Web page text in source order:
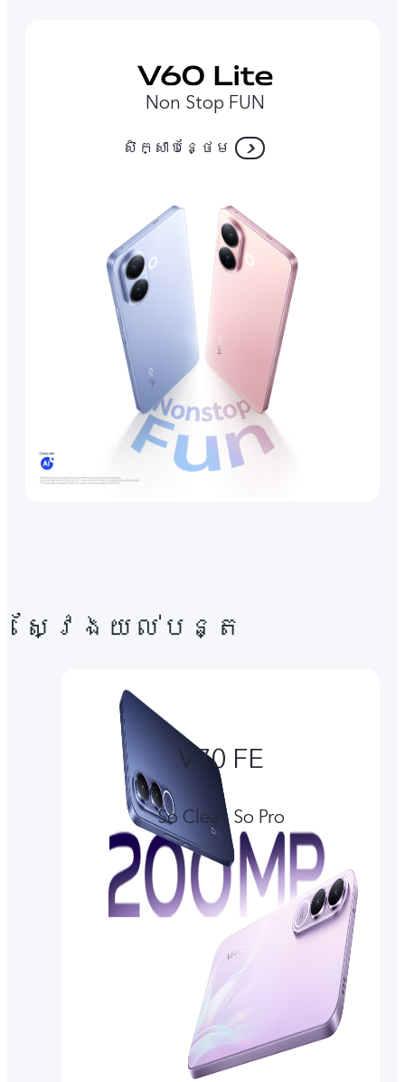
Non Stop FUN
សិក្សាបន្ថែម
ស្វែងយល់បន្ត
V70 FE
So Clear, So Pro